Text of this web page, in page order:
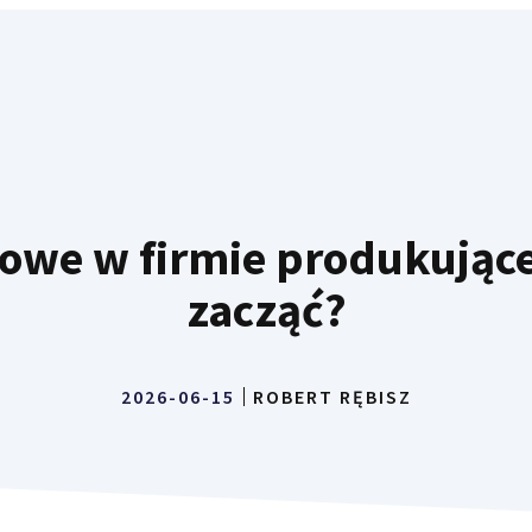
w firmie
zacząć?
2026-06-15 ROBERT RĘBISZ